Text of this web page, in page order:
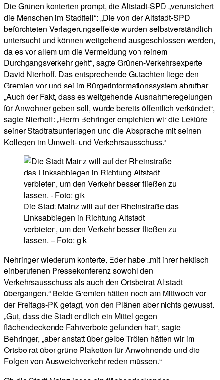
Die Grünen konterten prompt, die Altstadt-SPD „verunsichert
die Menschen im Stadtteil“: „Die von der Altstadt-SPD
befürchteten Verlagerungseffekte wurden selbstverständlich
untersucht und können weitgehend ausgeschlossen werden,
da es vor allem um die Vermeidung von reinem
Durchgangsverkehr geht“, sagte Grünen-Verkehrsexperte
David Nierhoff. Das entsprechende Gutachten liege den
Gremien vor und sei im Bürgerinformationssystem abrufbar.
„Auch der Fakt, dass es weitgehende Ausnahmeregelungen
für Anwohner geben soll, wurde bereits öffentlich verkündet“,
sagte Nierhoff: „Herrn Behringer empfehlen wir die Lektüre
seiner Stadtratsunterlagen und die Absprache mit seinen
Kollegen im Umwelt- und Verkehrsausschuss.“
Die Stadt Mainz will auf der Rheinstraße das
Linksabbiegen in Richtung Altstadt
verbieten, um den Verkehr besser fließen zu
lassen. – Foto: gik
Nehringer wiederum konterte, Eder habe „mit ihrer hektisch
einberufenen Pressekonferenz sowohl den
Verkehrsausschuss als auch den Ortsbeirat Altstadt
übergangen.“ Beide Gremien hätten noch am Mittwoch vor
der Freitags-PK getagt, von den Plänen aber nichts gewusst.
„Gut, dass die Stadt endlich ein Mittel gegen
flächendeckende Fahrverbote gefunden hat“, sagte
Behringer, „aber anstatt über gelbe Tröten hätten wir im
Ortsbeirat über grüne Plaketten für Anwohnende und die
Folgen von Ausweichverkehr reden müssen.“